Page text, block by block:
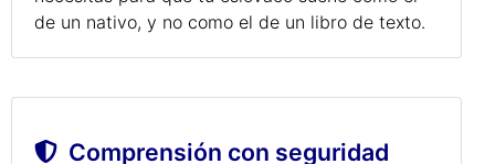
de un nativo, y no como el de un libro de texto.
Comprensión con seguridad